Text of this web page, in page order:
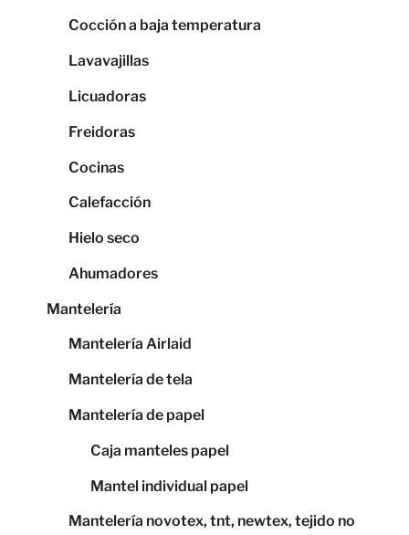
Cocción a baja temperatura
Lavavajillas
Licuadoras
Freidoras
Cocinas
Calefacción
Hielo seco
Ahumadores
Mantelería
Mantelería Airlaid
Mantelería de tela
Mantelería de papel
Caja manteles papel
Mantel individual papel
Mantelería novotex, tnt, newtex, tejido no